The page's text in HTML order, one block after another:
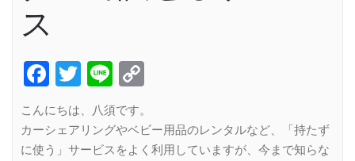
ス
Facebook
Twitter
Line
こんにちは、八須です。
カーシェアリングやベビー用品のレンタルなど、「持たず
に使う」サービスをよく利用していますが、今まで知らな